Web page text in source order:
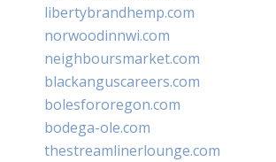
libertybrandhemp.com
norwoodinnwi.com
neighboursmarket.com
blackanguscareers.com
bolesfororegon.com
bodega-ole.com
thestreamlinerlounge.com